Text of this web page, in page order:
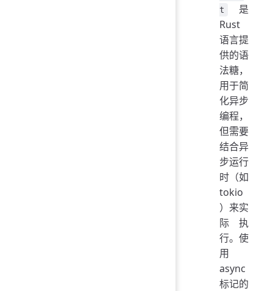
t
是
Rust
语言提
供的语
法糖，
用于简
化异步
编程，
但需要
结合异
步运行
时（如
tokio
）来实
际执
行。使
用
async
标记的